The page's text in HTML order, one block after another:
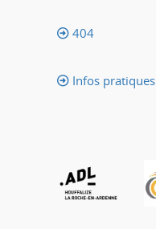
404
Infos pratiques